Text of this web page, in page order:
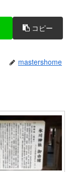
コピー
mastershome